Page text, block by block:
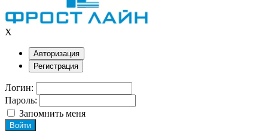
X
Авторизация
Регистрация
Логин:
Пароль:
Запомнить меня